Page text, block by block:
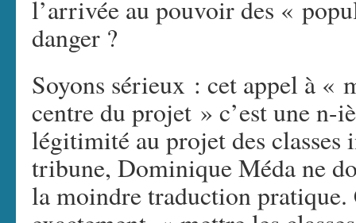
l’arrivée au pouvoir des «
danger ?
Soyons sérieux : cet appel à «
centre du projet » c’est une n-
légitimité au projet des classes
tribune, Dominique Méda ne
la moindre traduction